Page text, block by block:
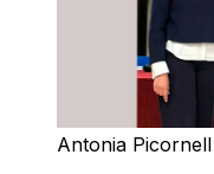
Antonia Picornell